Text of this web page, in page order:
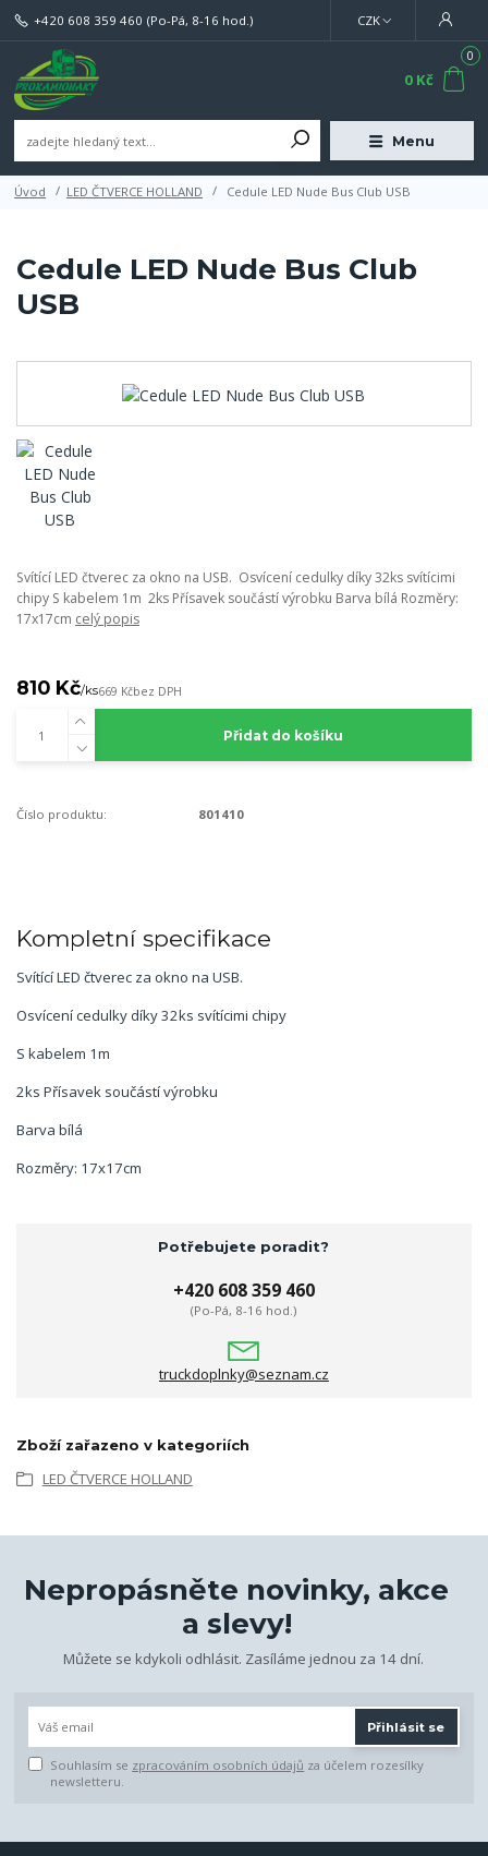
Menu
CZK
+420 608 359 460 (Po-Pá, 8-16 hod.)
0
0 Kč
Úvod LED ČTVERCE HOLLAND Cedule LED Nude Bus Club USB
Cedule LED Nude Bus Club
USB
Svítící LED čtverec za okno na USB. Osvícení cedulky díky 32ks svítícimi
chipy S kabelem 1m 2ks Přísavek součástí výrobku Barva bílá Rozměry:
17x17cm celý popis
810 Kč/ks669 Kčbez DPH
Přidat do košíku
Číslo produktu: 801410
Kompletní specifikace
Svítící LED čtverec za okno na USB.
Osvícení cedulky díky 32ks svítícimi chipy
S kabelem 1m
2ks Přísavek součástí výrobku
Barva bílá
Rozměry: 17x17cm
Potřebujete poradit?
+420 608 359 460
(Po-Pá, 8-16 hod.)
truckdoplnky@seznam.cz
Zboží zařazeno v kategoriích
LED ČTVERCE HOLLAND
Nepropásněte novinky, akce
a slevy!
Můžete se kdykoli odhlásit. Zasíláme jednou za 14 dní.
Přihlásit se
Souhlasím se zpracováním osobních údajů za účelem rozesílky
newsletteru.